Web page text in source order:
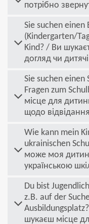
потрібно
Sie suchen einen
(Kindergarten/
Kind? / Ви шукаєте дитячий садок, денний
догляд чи
Sie suchen einen
Fragen zum
місце для
щодо
Wie kann mein
ukrainischen
може моя
українською
Du bist
z.B. auf der
шукаєш місце